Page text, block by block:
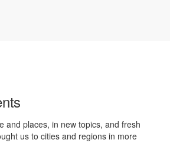
and places, in new topics, and fresh
us to cities and regions in more